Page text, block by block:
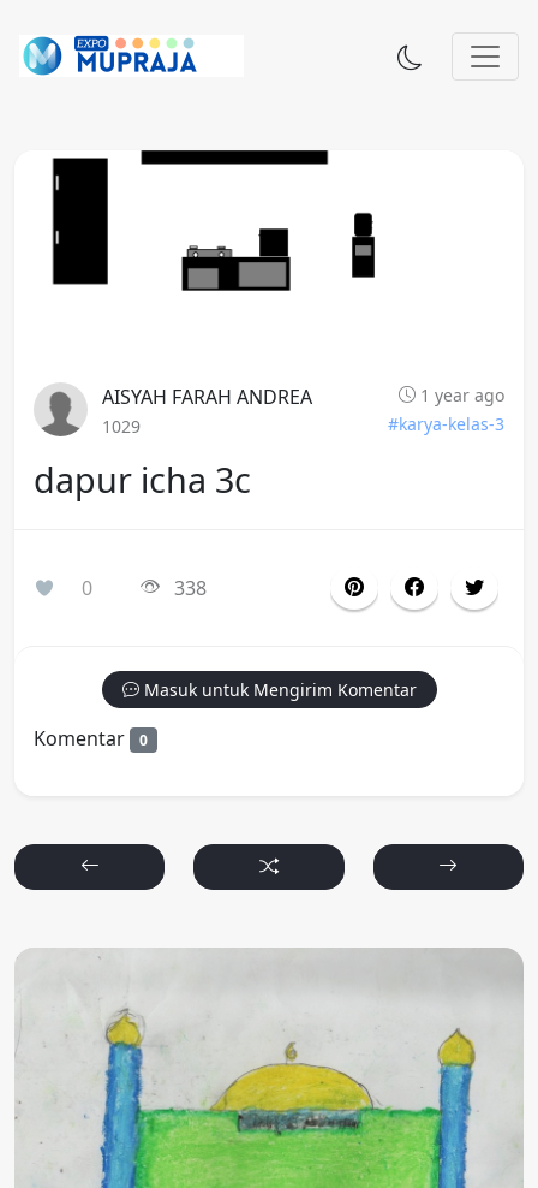
AISYAH FARAH ANDREA
1 year ago
1029
#karya-kelas-3
dapur icha 3c
0 338
Masuk untuk Mengirim Komentar
Komentar 0